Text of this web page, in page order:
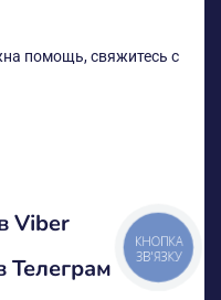
помощь, свяжитесь с
Vіber
Телеграм
КНОПКА
ЗВ'ЯЗКУ